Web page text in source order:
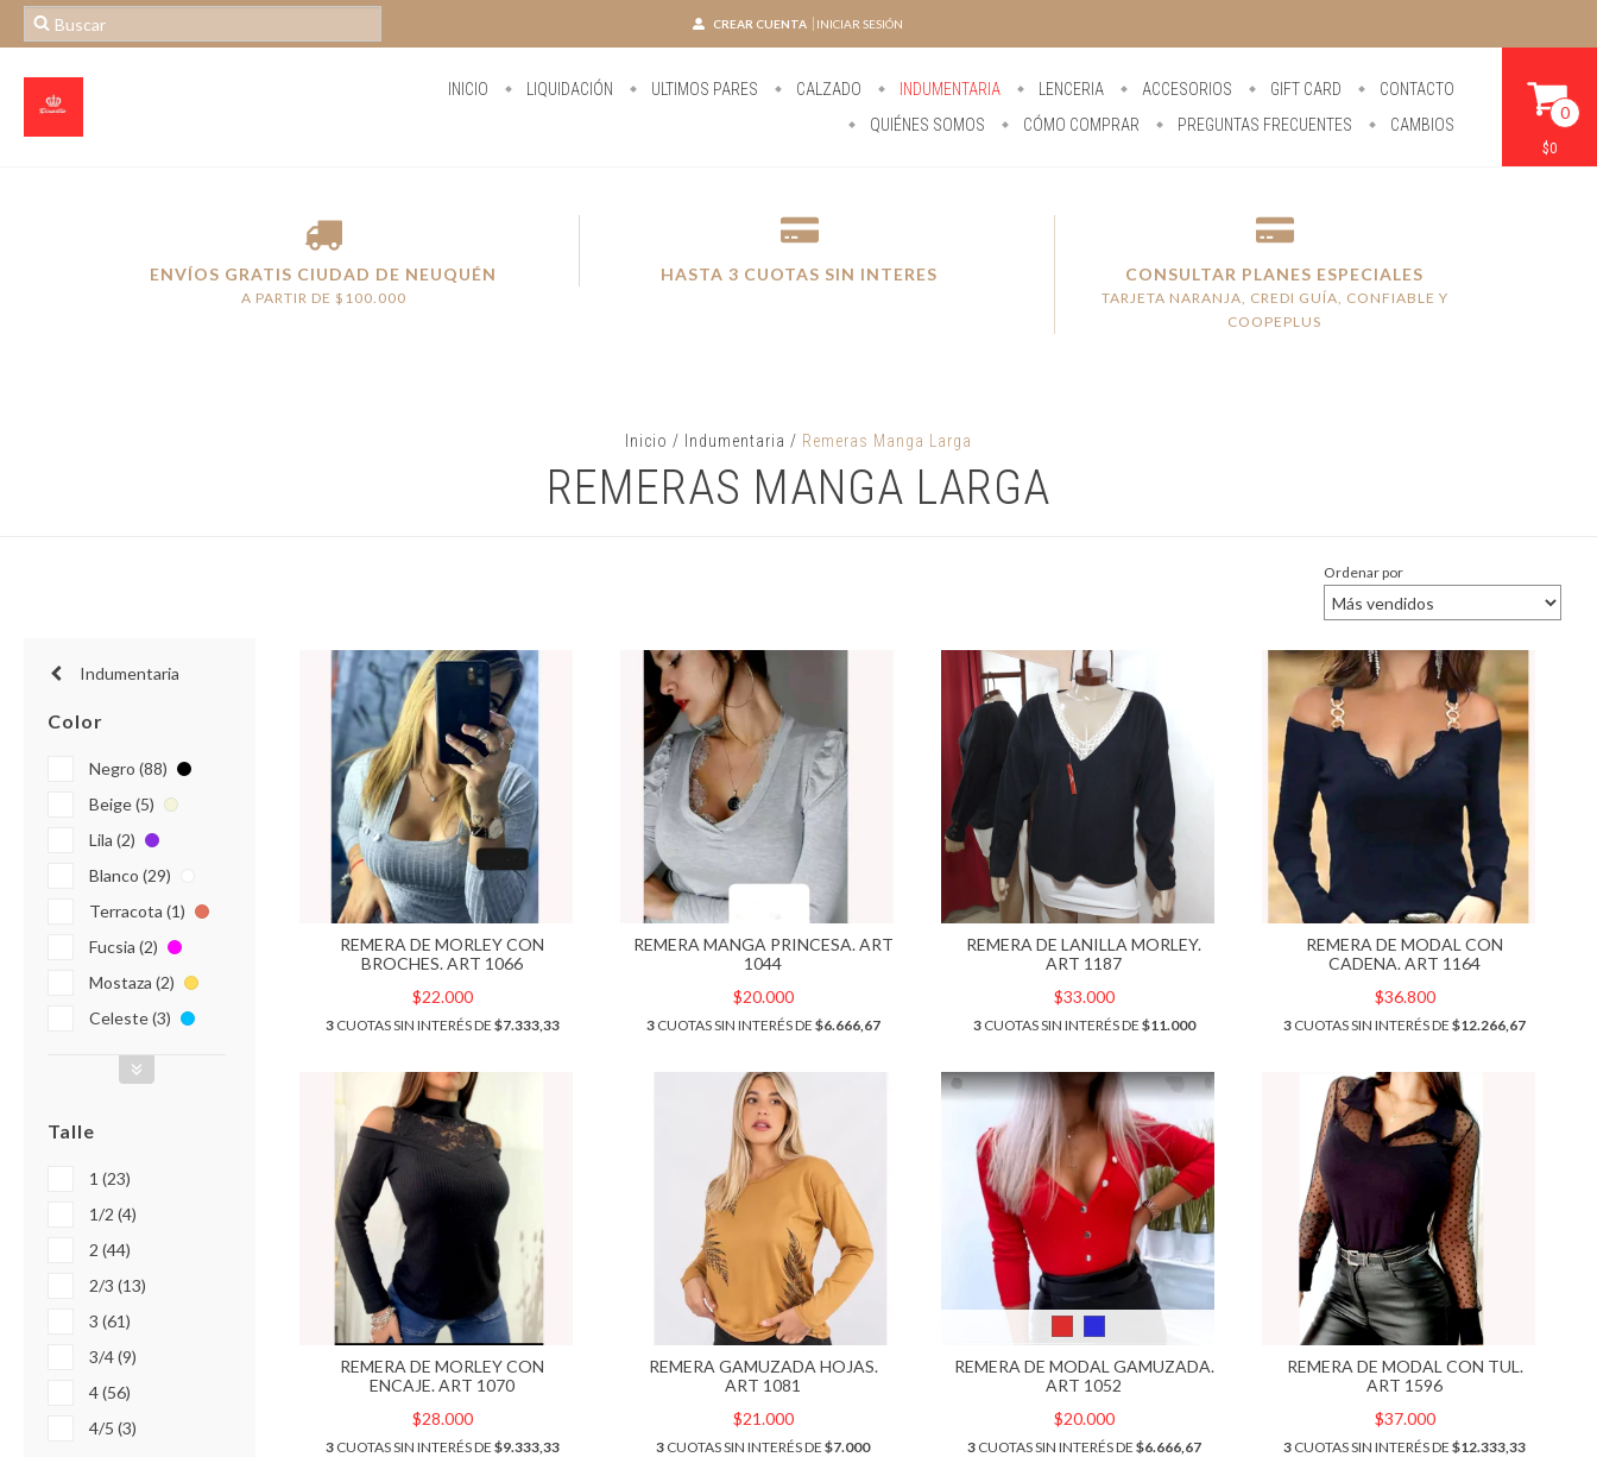
CREAR CUENTA INICIAR SESIÓN
INICIO LIQUIDACIÓN ULTIMOS PARES CALZADO INDUMENTARIA LENCERIA ACCESORIOS GIFT CARD
CONTACTO
QUIÉNES SOMOS
CÓMO COMPRAR PREGUNTAS FRECUENTES CAMBIOS
0
$0
ENVÍOS GRATIS CIUDAD DE NEUQUÉN
A PARTIR DE $100.000
HASTA 3 CUOTAS SIN INTERES CONSULTAR PLANES ESPECIALES
TARJETA NARANJA, CREDI GUÍA, CONFIABLE Y
COOPEPLUS
Inicio / Indumentaria / Remeras Manga Larga
REMERAS MANGA LARGA
Ordenar por
Indumentaria
Color
Negro (88)
Beige (5)
Lila (2)
Blanco (29)
Terracota (1)
Fucsia (2)
Mostaza (2)
Celeste (3)
Talle
1 (23)
1/2 (4)
2 (44)
2/3 (13)
3 (61)
3/4 (9)
4 (56)
4/5 (3)
REMERA DE MORLEY CON
BROCHES. ART 1066
$22.000
3CUOTAS SIN INTERÉS DE $7.333,33
REMERA MANGA PRINCESA. ART
1044
$20.000
3CUOTAS SIN INTERÉS DE $6.666,67
REMERA DE LANILLA MORLEY.
ART 1187
$33.000
3CUOTAS SIN INTERÉS DE $11.000
REMERA DE MODAL CON
CADENA. ART 1164
$36.800
3 CUOTAS SIN INTERÉS DE$12.266,67
REMERA DE MORLEY CON
ENCAJE. ART 1070
$28.000
3CUOTAS SIN INTERÉS DE $9.333,33
REMERA GAMUZADA HOJAS.
ART 1081
$21.000
3 CUOTAS SIN INTERÉS DE$7.000
REMERA DE MODAL GAMUZADA.
ART 1052
$20.000
3CUOTAS SIN INTERÉS DE $6.666,67
REMERA DE MODAL CON TUL.
ART 1596
$37.000
3 CUOTAS SIN INTERÉS DE$12.333,33